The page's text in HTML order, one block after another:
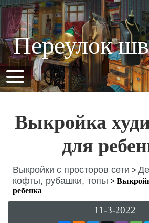
Переулок
Выкройка
для
Выкройки с просторов сети >
кофты, рубашки, топы >
ребенка
11-3-2022